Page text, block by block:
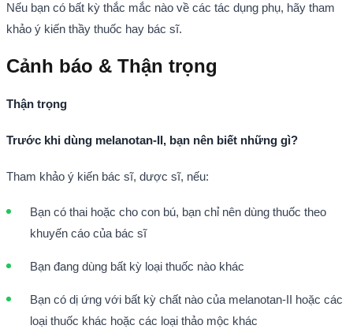
Nếu bạn có bất kỳ thắc mắc nào về các tác dụng phụ, hãy tham
khảo ý kiến thầy thuốc hay bác sĩ.
Cảnh báo & Thận trọng
Thận trọng
Trước khi dùng melanotan-II, bạn nên biết những gì?
Tham khảo ý kiến bác sĩ, dược sĩ, nếu:
Bạn có thai hoặc cho con bú, bạn chỉ nên dùng thuốc theo
khuyến cáo của bác sĩ
Bạn đang dùng bất kỳ loại thuốc nào khác
Bạn có dị ứng với bất kỳ chất nào của melanotan-II hoặc các
loại thuốc khác hoặc các loại thảo mộc khác